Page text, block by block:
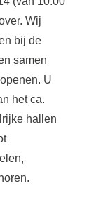
Wij
bij de
samen
U
het ca.
hallen